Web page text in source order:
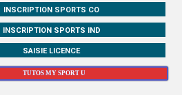
INSCRIPTION SPORTS CO
INSCRIPTION SPORTS IND
SAISIE LICENCE
TUTOS MY SPORT U